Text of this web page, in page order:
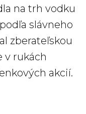
na trh vodku
slávneho
zberateľskou
v rukách
akcií.